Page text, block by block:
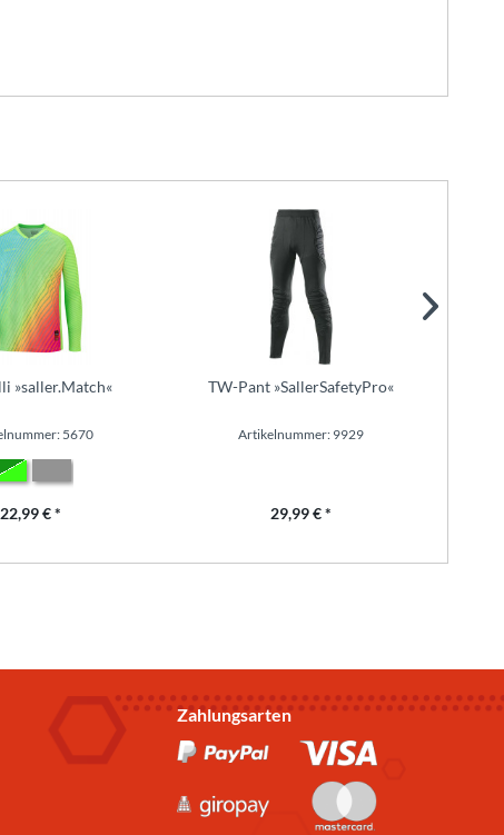
»saller.Match«
5670
22,99 € *
TW-Pant »SallerSafetyPro«
Artikelnummer: 9929
29,99 € *
Zahlungsarten